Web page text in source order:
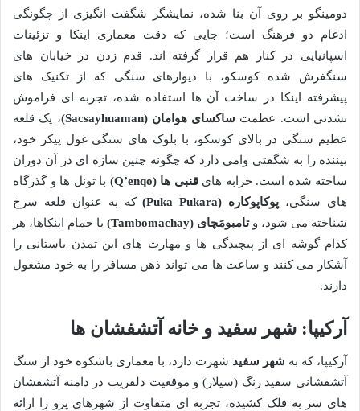
دومینگو بر روی آن بنا شده، نمایشگر شگفت انگیزی از چگونگی
ادغام دو فرهنگ است؛ جایی که دقت معماری اینکا و تزئینات
اسپانیایی در کنار هم قرار گرفته اند. قدم زدن در خیابان های
سنگفرش شده کوسکو، با دیوارهای سنگی که از تکنیک های
پیشرفته اینکا در ساخت آن ها استفاده شده، تجربه ای فراموش
نشدنی است. عظمت ساکسای هوامان (Sacsayhuaman)
، یک قلعه
عظیم سنگی در بالای کوسکو، با بلوک های سنگی غول پیکر خود،
بیننده را به شگفتی وامی دارد که چگونه چنین سازه ای در آن دوران
ساخته شده است. خرابه هایقنبی ها (Q’enqo)
با تونل ها و گذرگاه
های سنگی، پوکاپوکاره (Puka Pukara)
که به عنوان قلعه سرخ
شناخته می شود، وتامبومَچای (Tambomachay)
یا حمام اینکاها، هر
کدام گوشه ای از پیچیدگی ها و مهارت های این تمدن باستانی را
آشکار می کنند و ساعت ها می تواند ذهن مسافر را به خود مشغول
دارند.
آرکیپا: شهر سفید و خانه آتشفشان ها
آرکیپا، که به شهر سفید شهرت دارد، با معماری باشکوه خود از سنگ
آتشفشانی سفید رنگ (سیلار) و موقعیت دلفریب در دامنه آتشفشان
های سر به فلک کشیده، تجربه ای متفاوت از شهرهای پرو را ارائه